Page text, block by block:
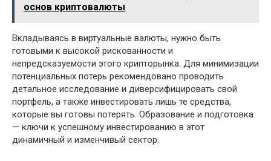
основ криптовалюты
Вкладываясь в виртуальные валюты, нужно быть
готовыми к высокой рискованности и
непредсказуемости этого крипторынка. Для минимизации
потенциальных потерь рекомендовано проводить
детальное исследование и диверсифицировать свой
портфель, а также инвестировать лишь те средства,
которые вы готовы потерять. Образование и подготовка
— ключи к успешному инвестированию в этот
динамичный и изменчивый сектор.